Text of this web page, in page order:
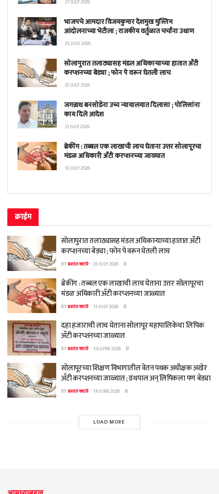
27 JULY 2026
भाजपचे आमदार विजयकुमार देशमुख मुस्लिम
आंदोलनाच्या भेटीला ; राजकीय वर्तुळात चर्चांना उधाण
25 JULY 2026
सोलापुरात तलाठ्यासह मंडल अधिकाऱ्याच्या हातात अँटी
करप्शनच्या बेड्या ; फोन पे वरून घेतली लाच
23 JULY 2026
जगन्नाथ बनसोडेंना उच्च न्यायालयात दिलासा ; पोलिसांना
काय दिले आदेश
21 JULY 2026
ब्रेकींग : तब्बल एक लाखाची लाच घेताना उत्तर सोलापूरचा
मंडळ अधिकारी अँटी करप्शनच्या जाळ्यात
13 JULY 2026
क्राईम
सोलापुरात तलाठ्यासह मंडल अधिकाऱ्याच्या हातात अँटी
करप्शनच्या बेड्या ; फोन पे वरून घेतली लाच
BYप्रशांत कटारे 23 JULY 2026 0
ब्रेकींग : तब्बल एक लाखाची लाच घेताना उत्तर सोलापूरचा
मंडळ अधिकारी अँटी करप्शनच्या जाळ्यात
BYप्रशांत कटारे 13 JULY 2026 0
दहा हजाराची लाच घेताना सोलापूर महापालिकेचा लिपिक
अँटी करप्शनच्या जाळ्यात
BYप्रशांत कटारे 30 JUNE 2026 0
सोलापूरच्या शिक्षण विभागातील वेतन पथक अधीक्षक अखेर
अँटी करप्शनच्या जाळ्यात ; ग्रंथपाल अन् लिपिकला पण बेड्या
BYप्रशांत कटारे 18 JUNE 2026 0
LOAD MORE